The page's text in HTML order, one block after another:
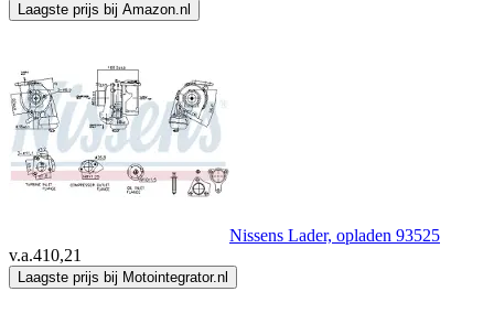
Laagste prijs bij Amazon.nl
Nissens Lader, opladen 93525
v.a.410,21
Laagste prijs bij Motointegrator.nl